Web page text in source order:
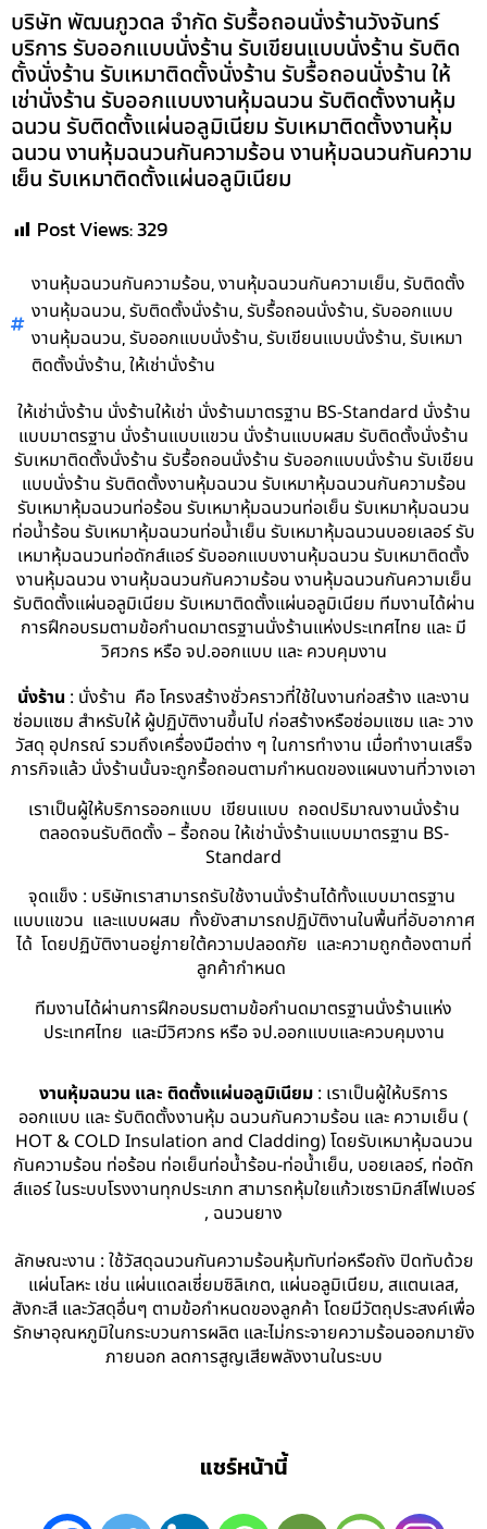
บริษัท พัฒนภูวดล จำกัด รับรื้อถอนนั่งร้านวังจันทร์
บริการ รับออกแบบนั่งร้าน รับเขียนแบบนั่งร้าน รับติด
ตั้งนั่งร้าน รับเหมาติดตั้งนั่งร้าน รับรื้อถอนนั่งร้าน ให้
เช่านั่งร้าน รับออกแบบงานหุ้มฉนวน รับติดตั้งงานหุ้ม
ฉนวน รับติดตั้งแผ่นอลูมิเนียม รับเหมาติดตั้งงานหุ้ม
ฉนวน งานหุ้มฉนวนกันความร้อน งานหุ้มฉนวนกันความ
เย็น รับเหมาติดตั้งแผ่นอลูมิเนียม
Post Views:329
งานหุ้มฉนวนกันความร้อน,งานหุ้มฉนวนกันความเย็น,รับติดตั้ง
งานหุ้มฉนวน,รับติดตั้งนั่งร้าน,รับรื้อถอนนั่งร้าน,รับออกแบบ
งานหุ้มฉนวน,รับออกแบบนั่งร้าน,รับเขียนแบบนั่งร้าน,รับเหมา
ติดตั้งนั่งร้าน,ให้เช่านั่งร้าน
ให้เช่านั่งร้าน นั่งร้านให้เช่า นั่งร้านมาตรฐาน BS-Standard นั่งร้าน
แบบมาตรฐาน นั่งร้านแบบแขวน นั่งร้านแบบผสม รับติดตั้งนั่งร้าน
รับเหมาติดตั้งนั่งร้าน รับรื้อถอนนั่งร้าน รับออกแบบนั่งร้าน รับเขียน
แบบนั่งร้าน รับติดตั้งงานหุ้มฉนวน รับเหมาหุ้มฉนวนกันความร้อน
รับเหมาหุ้มฉนวนท่อร้อน รับเหมาหุ้มฉนวนท่อเย็น รับเหมาหุ้มฉนวน
ท่อน้ำร้อน รับเหมาหุ้มฉนวนท่อน้ำเย็น รับเหมาหุ้มฉนวนบอยเลอร์ รับ
เหมาหุ้มฉนวนท่อดักส์แอร์ รับออกแบบงานหุ้มฉนวน รับเหมาติดตั้ง
งานหุ้มฉนวน งานหุ้มฉนวนกันความร้อน งานหุ้มฉนวนกันความเย็น
รับติดตั้งแผ่นอลูมิเนียม รับเหมาติดตั้งแผ่นอลูมิเนียม ทีมงานได้ผ่าน
การฝึกอบรมตามข้อกำนดมาตรฐานนั่งร้านแห่งประเทศไทย และ มี
วิศวกร หรือ จป.ออกแบบ และ ควบคุมงาน
นั่งร้าน : นั่งร้าน คือ โครงสร้างชั่วคราวที่ใช้ในงานก่อสร้าง และงาน
ซ่อมแซม สำหรับให้ ผู้ปฏิบัติงานขึ้นไป ก่อสร้างหรือซ่อมแซม และ วาง
วัสดุ อุปกรณ์ รวมถึงเครื่องมือต่าง ๆ ในการทำงาน เมื่อทำงานเสร็จ
ภารกิจแล้ว นั่งร้านนั้นจะถูกรื้อถอนตามกำหนดของแผนงานที่วางเอา
เราเป็นผู้ให้บริการออกแบบ เขียนแบบ ถอดปริมาณงานนั่งร้าน
ตลอดจนรับติดตั้ง – รื้อถอน ให้เช่านั่งร้านแบบมาตรฐาน BS-
Standard
จุดแข็ง : บริษัทเราสามารถรับใช้งานนั่งร้านได้ทั้งแบบมาตรฐาน
แบบแขวน และแบบผสม ทั้งยังสามารถปฏิบัติงานในพื้นที่อับอากาศ
ได้ โดยปฏิบัติงานอยู่ภายใต้ความปลอดภัย และความถูกต้องตามที่
ลูกค้ากำหนด
ทีมงานได้ผ่านการฝึกอบรมตามข้อกำนดมาตรฐานนั่งร้านแห่ง
ประเทศไทย และมีวิศวกร หรือ จป.ออกแบบและควบคุมงาน
งานหุ้มฉนวน และ ติดตั้งแผ่นอลูมิเนียม : เราเป็นผู้ให้บริการ
ออกแบบ และ รับติดตั้งงานหุ้ม ฉนวนกันความร้อน และ ความเย็น (
HOT & COLD Insulation and Cladding) โดยรับเหมาหุ้มฉนวน
กันความร้อน ท่อร้อน ท่อเย็นท่อน้ำร้อน-ท่อน้ำเย็น, บอยเลอร์, ท่อดัก
ส์แอร์ ในระบบโรงงานทุกประเภท สามารถหุ้มใยแก้วเซรามิกส์ไฟเบอร์
, ฉนวนยาง
ลักษณะงาน : ใช้วัสดุฉนวนกันความร้อนหุ้มทับท่อหรือถัง ปิดทับด้วย
แผ่นโลหะ เช่น แผ่นแดลเซี่ยมซิลิเกต, แผ่นอลูมิเนียม, สแตนเลส,
สังกะสี และวัสดุอื่นๆ ตามข้อกำหนดของลูกค้า โดยมีวัตถุประสงค์เพื่อ
รักษาอุณหภูมิในกระบวนการผลิต และไม่กระจายความร้อนออกมายัง
ภายนอก ลดการสูญเสียพลังงานในระบบ
แชร์หน้านี้